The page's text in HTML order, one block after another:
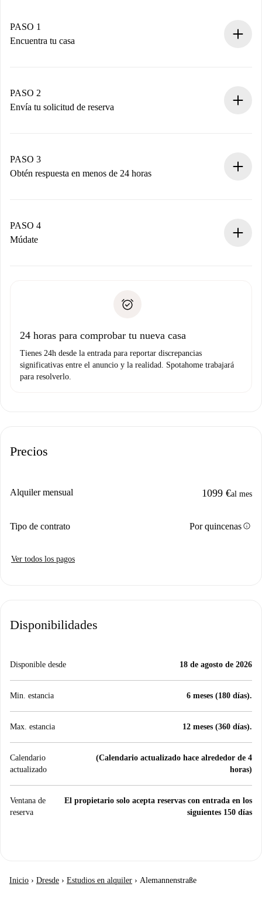
PASO 1
Encuentra tu casa
Tienes toda la información necesaria por adelantado.
PASO 2
Envía tu solicitud de reserva
propietario acepte.
PASO 3
Obtén respuesta en menos de 24 horas
contacto con el propietario.
Si es rechazada: No te haremos ningún cargo y te
Prueba de solvencia
PASO 4
Múdate
no nos comunicas ningún problema.
24 horas para comprobar tu nueva casa
Tienes 24h desde la entrada para reportar discrepancias
significativas entre el anuncio y la realidad. Spotahome trabajará
para resolverlo.
Precios
Alquiler mensual 1099 €al mes
Tipo de contrato Por quincenasinfo
Ver todos los pagos
Disponibilidades
Disponible desde 18 de agosto de 2026
Min. estancia 6 meses (180 días).
Max. estancia 12 meses (360 días).
Calendario
actualizado
(Calendario actualizado hace alrededor de 4
horas)
Ventana de
reserva
El propietario solo acepta reservas con entrada en los
siguientes 150 días
Inicio › Dresde › Estudios en alquiler › Alemannenstraße